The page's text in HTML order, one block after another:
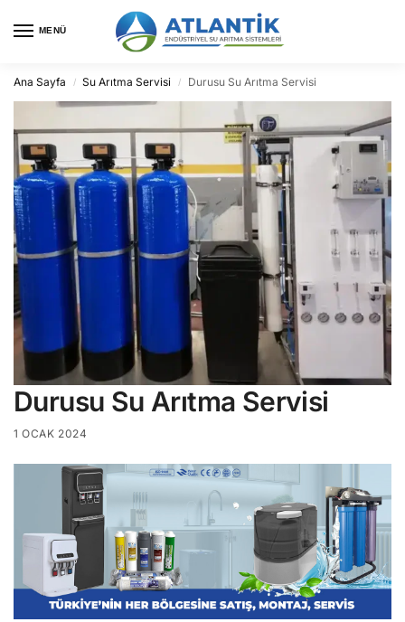
MENÜ
Ana Sayfa / Su Arıtma Servisi / Durusu Su Arıtma Servisi
Durusu Su Arıtma Servisi
1 OCAK 2024